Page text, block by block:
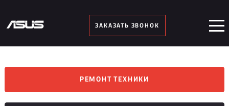
ЗАКАЗАТЬ ЗВОНОК
РЕМОНТ ТЕХНИКИ